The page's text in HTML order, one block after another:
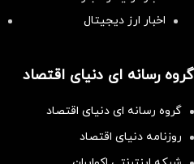
اخبار ارز دیجیتال
گروه رسانه ای دنیای اقتصاد
گروه رسانه ای دنیای اقتصاد
روزنامه دنیای اقتصاد